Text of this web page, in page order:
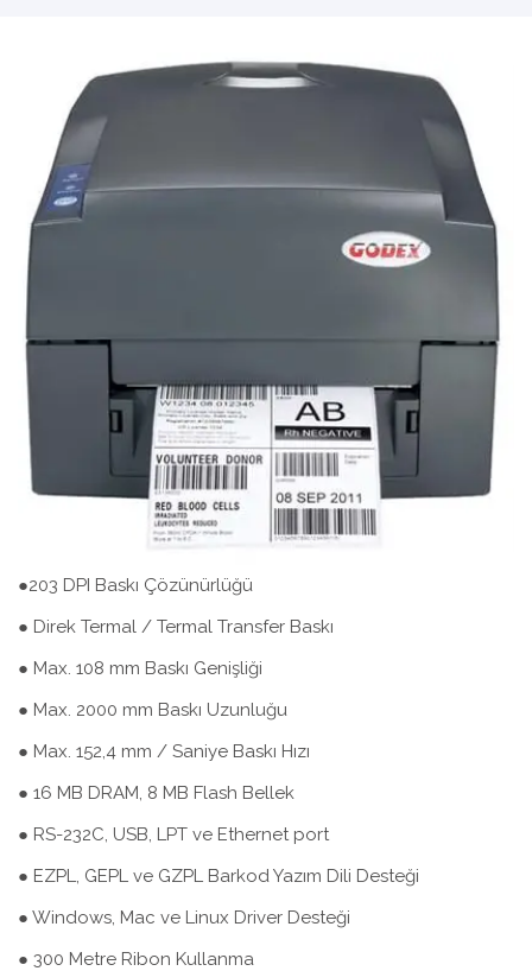
El Terminali
●203 DPI Baskı Çözünürlüğü
● Direk Termal / Termal Transfer Baskı
● Max. 108 mm Baskı Genişliği
● Max. 2000 mm Baskı Uzunluğu
● Max. 152,4 mm / Saniye Baskı Hızı
● 16 MB DRAM, 8 MB Flash Bellek
● RS-232C, USB, LPT ve Ethernet port
● EZPL, GEPL ve GZPL Barkod Yazım Dili Desteği
● Windows, Mac ve Linux Driver Desteği
● 300 Metre Ribon Kullanma